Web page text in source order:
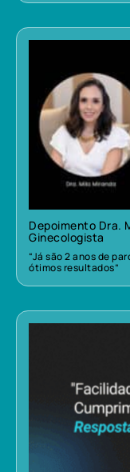
Depoimento Dra.
Ginecologista
“Já são 2 anos de
ótimos resultados”